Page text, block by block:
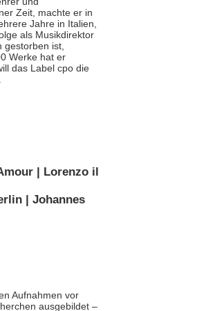
Zeit, machte er in
Jahre in Italien,
als Musikdirektor
gestorben ist,
Werke hat er
das Label cpo die
| Lorenzo il
| Johannes
Aufnahmen vor
ausgebildet –